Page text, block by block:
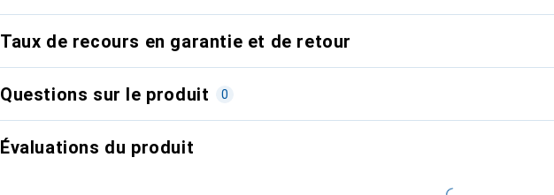
Taux de recours en garantie et de retour
Questions sur le produit 0
Évaluations du produit